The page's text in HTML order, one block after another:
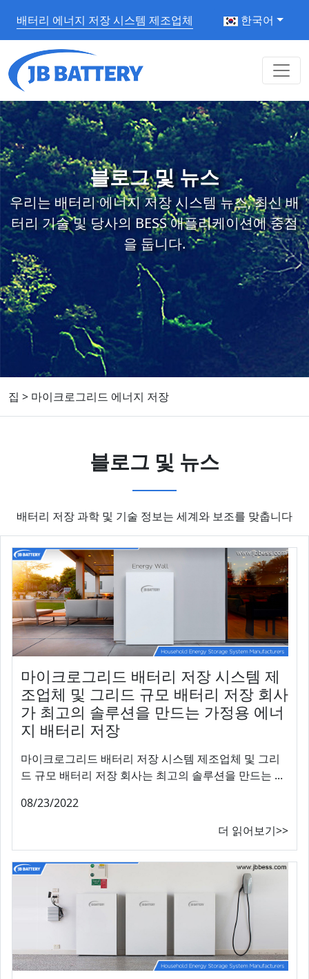
배터리 에너지 저장 시스템 제조업체 한국어
블로그 및 뉴스
우리는 배터리 에너지 저장 시스템 뉴스, 최신 배
터리 기술 및 당사의 BESS 애플리케이션에 중점
을 둡니다.
집 > 마이크로그리드 에너지 저장
블로그 및 뉴스
배터리 저장 과학 및 기술 정보는 세계와 보조를 맞춥니다
마이크로그리드 배터리 저장 시스템 제
조업체 및 그리드 규모 배터리 저장 회사
가 최고의 솔루션을 만드는 가정용 에너
지 배터리 저장
마이크로그리드 배터리 저장 시스템 제조업체 및 그리
드 규모 배터리 저장 회사는 최고의 솔루션을 만드는 ...
08/23/2022
더 읽어보기>>